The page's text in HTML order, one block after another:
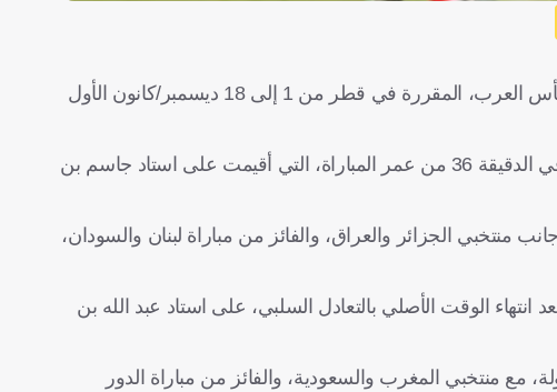
تأهل منتخبا البحرين وعُمان، مساء اليوم الأربعاء، إلى دور المجموعات من بطولة كأس العرب، المقررة في قطر من 1 إلى 18 ديسمبر/كانون الأول
وتغلب المنتخب البحريني على نظيره جيبوتي (1-0)، بهدف سجله محمد الرميحي في الدقيقة 36 من عمر المباراة، التي أقيمت على استاد جاسم بن
الجزائر والعراق، والفائز من مباراة لبنان والسودان،
آخر، فاز المنتخب العُماني على نظيره الصومالي بركلات الترجيح (4-1)، بعد انتهاء الوقت الأصلي بالتعادل السلبي، على استاد عبد الله بن
مع منتخبي المغرب والسعودية، والفائز من مباراة الدور